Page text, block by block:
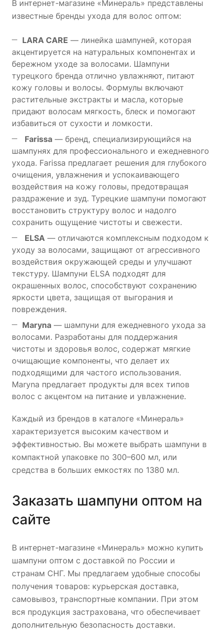
В интернет-магазине «Минераль» представлены
известные бренды ухода для волос оптом:
LARA CARE — линейка шампуней, которая
акцентируется на натуральных компонентах и
бережном уходе за волосами. Шампуни
турецкого бренда отлично увлажняют, питают
кожу головы и волосы. Формулы включают
растительные экстракты и масла, которые
придают волосам мягкость, блеск и помогают
избавиться от сухости и ломкости.
Farissa — бренд, специализирующийся на
шампунях для профессионального и ежедневного
ухода. Farissa предлагает решения для глубокого
очищения, увлажнения и успокаивающего
воздействия на кожу головы, предотвращая
раздражение и зуд. Турецкие шампуни помогают
восстановить структуру волос и надолго
сохранить ощущение чистоты и свежести.
ELSA — отличаются комплексным подходом к
уходу за волосами, защищают от агрессивного
воздействия окружающей среды и улучшают
текстуру. Шампуни ELSA подходят для
окрашенных волос, способствуют сохранению
яркости цвета, защищая от выгорания и
повреждения.
Maryna — шампуни для ежедневного ухода за
волосами. Разработаны для поддержания
чистоты и здоровья волос, содержат мягкие
очищающие компоненты, что делает их
подходящими для частого использования.
Maryna предлагает продукты для всех типов
волос с акцентом на питание и увлажнение.
Каждый из брендов в каталоге «Минераль»
характеризуется высоким качеством и
эффективностью. Вы можете выбрать шампуни в
компактной упаковке по 300–600 мл, или
средства в больших емкостях по 1380 мл.
Заказать шампуни оптом на
сайте
В интернет-магазине «Минераль» можно купить
шампуни оптом с доставкой по России и
странам СНГ. Мы предлагаем удобные способы
получения товаров: курьерская доставка,
самовывоз, транспортные компании. При этом
вся продукция застрахована, что обеспечивает
дополнительную безопасность доставки.